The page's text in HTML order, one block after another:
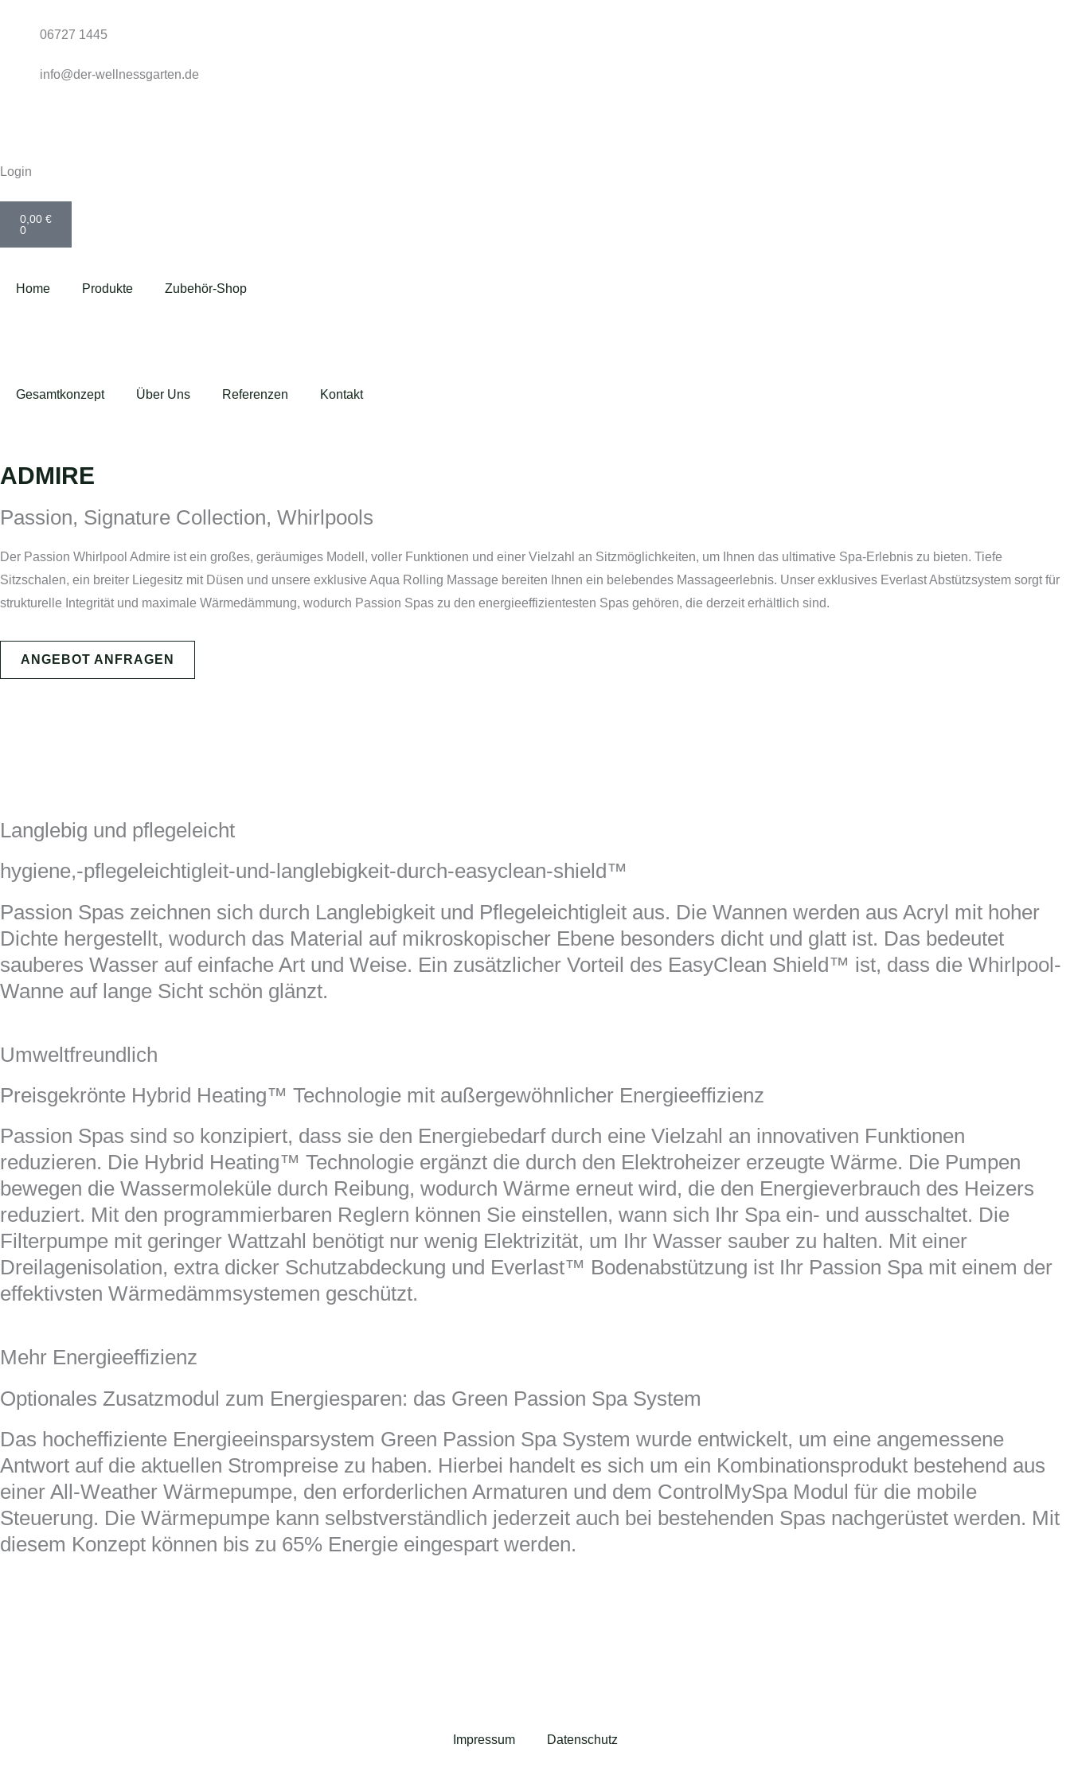
06727 1445
info@der-wellnessgarten.de
Login
0,00 €
0
Home Produkte Zubehör-Shop
Gesamtkonzept Über Uns Referenzen Kontakt
ADMIRE
Passion, Signature Collection, Whirlpools
Der Passion Whirlpool Admire ist ein großes, geräumiges Modell, voller Funktionen und einer Vielzahl an Sitzmöglichkeiten, um Ihnen das ultimative Spa-Erlebnis zu bieten. Tiefe
Sitzschalen, ein breiter Liegesitz mit Düsen und unsere exklusive Aqua Rolling Massage bereiten Ihnen ein belebendes Massageerlebnis. Unser exklusives Everlast Abstützsystem sorgt für
strukturelle Integrität und maximale Wärmedämmung, wodurch Passion Spas zu den energieeffizientesten Spas gehören, die derzeit erhältlich sind.
ANGEBOT ANFRAGEN
Langlebig und pflegeleicht
hygiene,-pflegeleichtigleit-und-langlebigkeit-durch-easyclean-shield™
Passion Spas zeichnen sich durch Langlebigkeit und Pflegeleichtigleit aus. Die Wannen werden aus Acryl mit hoher
Dichte hergestellt, wodurch das Material auf mikroskopischer Ebene besonders dicht und glatt ist. Das bedeutet
sauberes Wasser auf einfache Art und Weise. Ein zusätzlicher Vorteil des EasyClean Shield™ ist, dass die Whirlpool-
Wanne auf lange Sicht schön glänzt.
Umweltfreundlich
Preisgekrönte Hybrid Heating™ Technologie mit außergewöhnlicher Energieeffizienz
Passion Spas sind so konzipiert, dass sie den Energiebedarf durch eine Vielzahl an innovativen Funktionen
reduzieren. Die Hybrid Heating™ Technologie ergänzt die durch den Elektroheizer erzeugte Wärme. Die Pumpen
bewegen die Wassermoleküle durch Reibung, wodurch Wärme erneut wird, die den Energieverbrauch des Heizers
reduziert. Mit den programmierbaren Reglern können Sie einstellen, wann sich Ihr Spa ein- und ausschaltet. Die
Filterpumpe mit geringer Wattzahl benötigt nur wenig Elektrizität, um Ihr Wasser sauber zu halten. Mit einer
Dreilagenisolation, extra dicker Schutzabdeckung und Everlast™ Bodenabstützung ist Ihr Passion Spa mit einem der
effektivsten Wärmedämmsystemen geschützt.
Mehr Energieeffizienz
Optionales Zusatzmodul zum Energiesparen: das Green Passion Spa System
Das hocheffiziente Energieeinsparsystem Green Passion Spa System wurde entwickelt, um eine angemessene
Antwort auf die aktuellen Strompreise zu haben. Hierbei handelt es sich um ein Kombinationsprodukt bestehend aus
einer All-Weather Wärmepumpe, den erforderlichen Armaturen und dem ControlMySpa Modul für die mobile
Steuerung. Die Wärmepumpe kann selbstverständlich jederzeit auch bei bestehenden Spas nachgerüstet werden. Mit
diesem Konzept können bis zu 65% Energie eingespart werden.
Impressum Datenschutz